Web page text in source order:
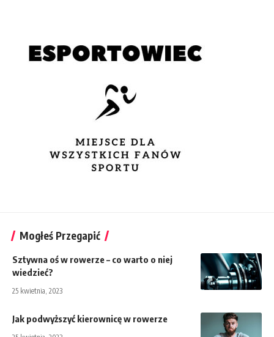
Mogłeś Przegapić
Sztywna oś w rowerze – co warto o niej
wiedzieć?
25 kwietnia, 2023
Jak podwyższyć kierownicę w rowerze